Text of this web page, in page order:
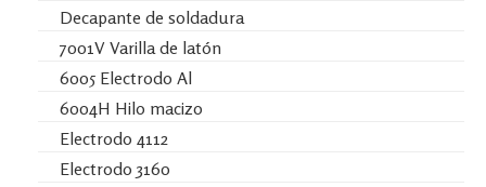
Decapante de soldadura
7001V Varilla de latón
6005 Electrodo Al
6004H Hilo macizo
Electrodo 4112
Electrodo 3160